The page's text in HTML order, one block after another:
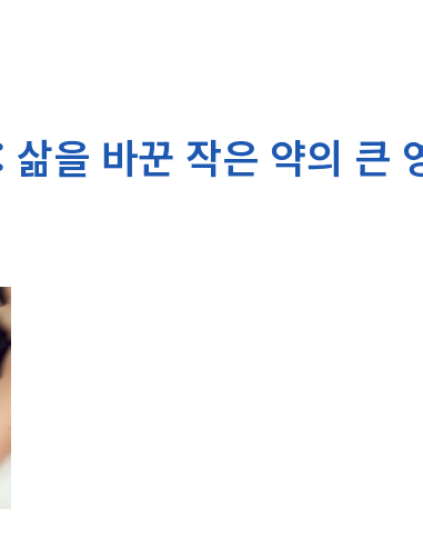
을 바꾼 작은 약의 큰